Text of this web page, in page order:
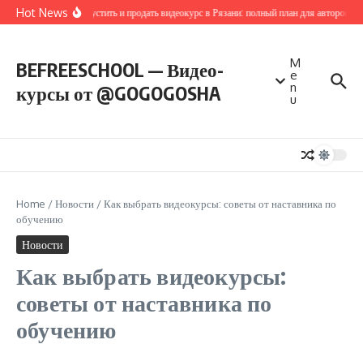
Перейти к содержанию
Hot NewsКак запустить и продать видеокурс в Рязани: полный план для авторов и
BEFREESCHOOL — Видео-
курсы от @GOGOGOSHA
M
e
n
u
Home /Новости /Как выбрать видеокурсы: советы от наставника по
обучению
Новости
Как выбрать видеокурсы:
советы от наставника по
обучению